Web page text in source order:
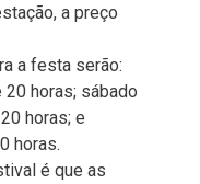
a preço
a festa serão:
horas; sábado
horas; e
horas.
é que as